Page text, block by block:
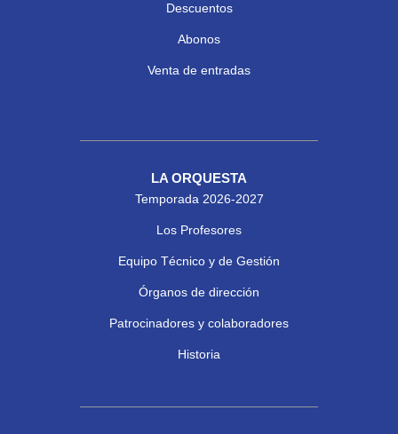
Descuentos
Abonos
Venta de entradas
LA ORQUESTA
Temporada 2026-2027
Los Profesores
Equipo Técnico y de Gestión
Órganos de dirección
Patrocinadores y colaboradores
Historia